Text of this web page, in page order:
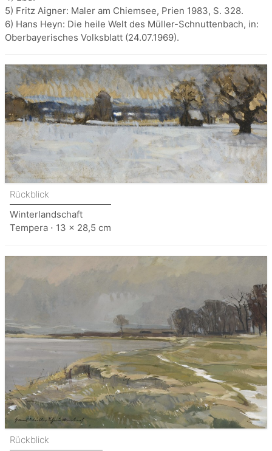
5) Fritz Aigner: Maler am Chiemsee, Prien 1983, S. 328.
6) Hans Heyn: Die heile Welt des Müller-Schnuttenbach, in:
Oberbayerisches Volksblatt (24.07.1969).
Rückblick
Winterlandschaft
Tempera ⋅ 13 x 28,5 cm
Rückblick